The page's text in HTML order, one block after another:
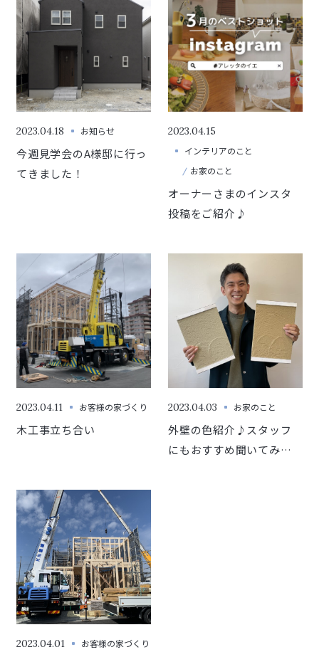
2023.04.18 お知らせ
今週見学会のA様邸に行っ
てきました！
2023.04.15
インテリアのこと
お家のこと
オーナーさまのインスタ
投稿をご紹介♪
2023.04.11 お客様の家づくり
木工事立ち合い
2023.04.03 お家のこと
外壁の色紹介♪スタッフ
にもおすすめ聞いてみま
2023.04.01 お客様の家づくり